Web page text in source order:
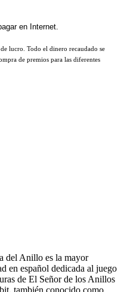
lucro. Todo el dinero recaudado se
de premios para las diferentes
del Anillo es la mayor
en español dedicada al juego
de El Señor de los Anillos